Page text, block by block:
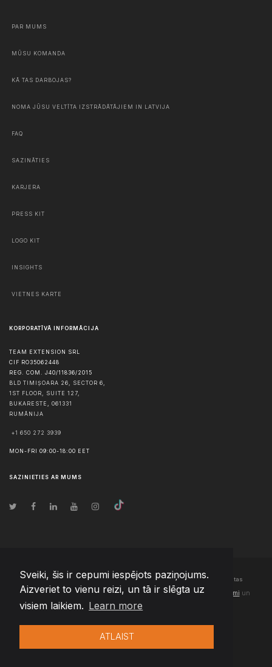
Sveiki, šis ir cepumi iespējots paziņojums.
Aizveriet to vienu reizi, un tā ir slēgta uz
visiem laikiem. Learn more
ATLAIST
PAR MUMS
MŪSU KOMANDA
KĀ TAS DARBOJAS?
NOMA JŪSU VELTĪTA IZSTRĀDĀTĀJIEM IN LATVIJA
FAQ
SAZINĀTIES
KARJERA
PRESS KIT
LOGO KIT
INSIGHTS
VIETNES KARTE
KORPORATĪVĀ INFORMĀCIJA
TEAM EXTENSION SRL
CIF RO35062448
REG. COM. J40/11836/2015
BLD TIMIȘOARA 26, SECTOR 6,
1ST FLOOR, SUITE 127,
BUKARESTE , 061331
RUMĀNIJA
+1 650 272 3939
MON-FRI 09:00-18:00 EET
SAZINIETIES AR MUMS
© Autortiesības2026 Team Extension Latvia- Visas tiesības aizsargātas
Changelog● Izmantojot šo vietni, jūs piekrītat mūsuLietošanas noteikumi un
Privātuma politika